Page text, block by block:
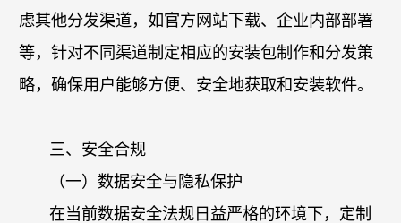
虑其他分发渠道，如官方网站下载、企业内部部署
等，针对不同渠道制定相应的安装包制作和分发策
略，确保用户能够方便、安全地获取和安装软件。
三、安全合规
（一）数据安全与隐私保护
在当前数据安全法规日益严格的环境下，定制